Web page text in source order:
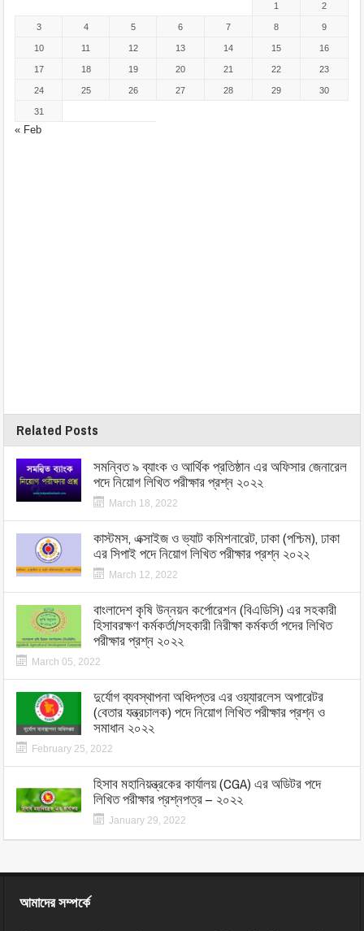
« Feb
1 2
3 4 5 6 7 8 9
10 11 12 13 14 15 16
17 18 19 20 21 22 23
24 25 26 27 28 29 30
31
Related Posts
সমন্বিত ৯ ব্যাংক ও আর্থিক প্রতিষ্ঠান এর অফিসার জেনারেল
পদে নিয়োগ লিখিত পরীক্ষার প্রশ্ন ২০২২
March 18, 2022
কাস্টমস, এক্সাইজ ও ভ্যাট কমিশনারেট, ঢাকা (পশ্চিম), ঢাকা
এর সিপাই পদে নিয়োগ লিখিত পরীক্ষার প্রশ্ন ২০২২
March 12, 2022
বাংলাদেশ কৃষি উন্নয়ন কর্পোরেশন (বিএডিসি) এর সহকারী
হিসাবরক্ষণ কর্মকর্তা/সহকারী নিরীক্ষা কর্মকর্তা পদের লিখিত
পরীক্ষার প্রশ্ন ২০২২
March 05, 2022
দুর্যোগ ব্যবস্থাপনা অধিদপ্তর এর ওয়্যারলেস অপারেটর
(বেতার যন্ত্রচালক) পদে নিয়োগ লিখিত পরীক্ষার প্রশ্ন ও
সমাধান ২০২২
February 25, 2022
হিসাব মহানিয়ন্ত্রকের কার্যালয় (CGA) এর অডিটর পদে
লিখিত পরীক্ষার প্রশ্নপত্র – ২০২২
January 29, 2022
আমাদের সম্পর্কে